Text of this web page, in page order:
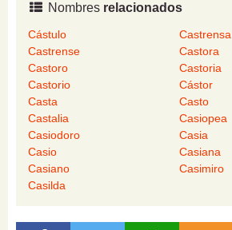
Nombres relacionados
Cástulo
Castrensa
Castrense
Castora
Castoro
Castoria
Castorio
Cástor
Casta
Casto
Castalia
Casiopea
Casiodoro
Casia
Casio
Casiana
Casiano
Casimiro
Casilda